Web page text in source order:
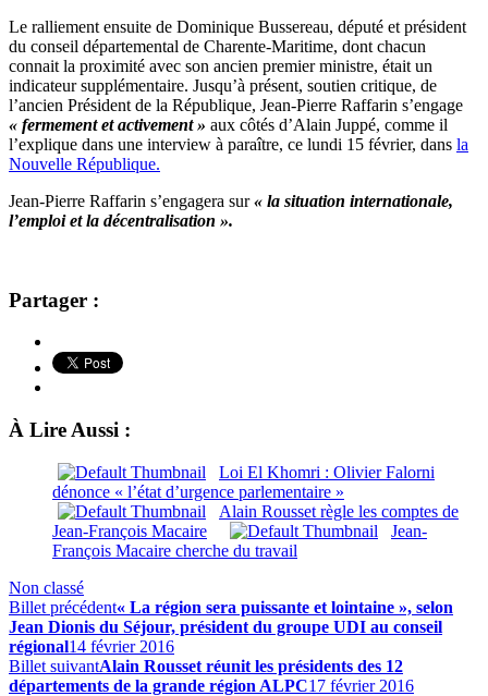
Le ralliement ensuite de Dominique Bussereau, député et président
du conseil départemental de Charente-Maritime, dont chacun
connait la proximité avec son ancien premier ministre, était un
indicateur supplémentaire. Jusqu’à présent, soutien critique, de
l’ancien Président de la République, Jean-Pierre Raffarin s’engage
« fermement et activement » aux côtés d’Alain Juppé, comme il
l’explique dans une interview à paraître, ce lundi 15 février, dans la
Nouvelle République.
Jean-Pierre Raffarin s’engagera sur« la situation internationale,
l’emploi et la décentralisation ».
Partager :
À Lire Aussi :
Loi El Khomri : Olivier Falorni
dénonce « l’état d’urgence parlementaire »
Alain Rousset règle les comptes de
Jean-François Macaire
Jean-
François Macaire cherche du travail
Non classé
Billet précédent« La région sera puissante et lointaine », selon
Jean Dionis du Séjour, président du groupe UDI au conseil
régional14 février 2016
Billet suivantAlain Rousset réunit les présidents des 12
départements de la grande région ALPC17 février 2016